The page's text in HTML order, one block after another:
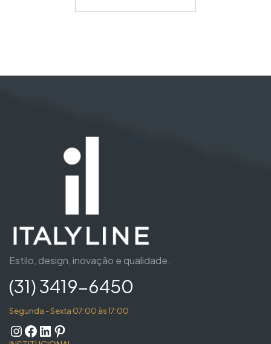
Estilo, design, inovação e qualidade.
(31) 3419-6450
Segunda - Sexta 07:00 às 17:00